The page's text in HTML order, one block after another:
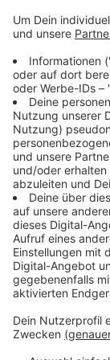
Anzeige
Wie die
aus Velbert
unterwegs.
Jährige in die
ihm ein 27-
entgegen.
Jährige
Auto gesehen
Anzeige